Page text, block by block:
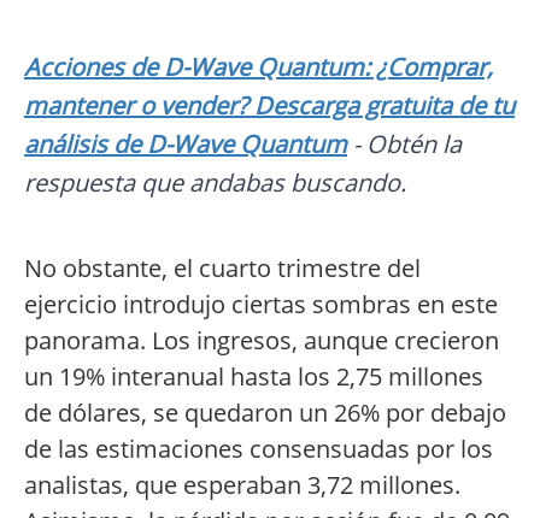
Acciones de D-Wave Quantum: ¿Comprar,
mantener o vender? Descarga gratuita de tu
análisis de D-Wave Quantum- Obtén la
respuesta que andabas buscando.
No obstante, el cuarto trimestre del
ejercicio introdujo ciertas sombras en este
panorama. Los ingresos, aunque crecieron
un 19% interanual hasta los 2,75 millones
de dólares, se quedaron un 26% por debajo
de las estimaciones consensuadas por los
analistas, que esperaban 3,72 millones.